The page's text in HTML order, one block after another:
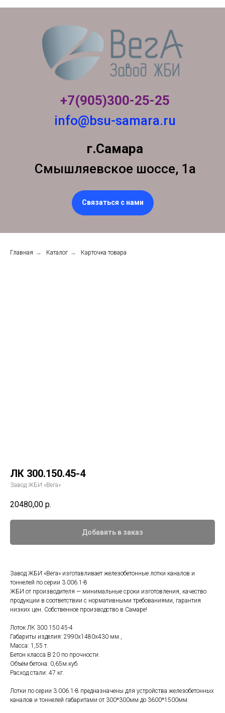
+7(905)300-25-25
info@bsu-samara.ru
г.Самара
Смышляевское шоссе, 1а
Связаться с нами
Главная → Каталог → Карточка товара
ЛК 300.150.45-4
Завод ЖБИ «Вега»
20480,00 р.
Добавить в заказ
Завод ЖБИ «Вега» изготавливает железобетонные лотки каналов и
тоннелей по серии 3.006.1-8
ЖБИ от производителя — минимальные сроки изготовления, качество
продукции в соответствии с нормативными требованиями, гарантия
низких цен. Собственное производство в Самаре!
Лоток ЛК 300.150.45-4
Габариты изделия: 2990x1480x430 мм.,
Масса: 1,55 т.
Бетон класса B 20 по прочности.
Объём бетона: 0,65м.куб.
Расход стали: 47 кг.
Лотки по серии 3.006.1-8 предназначены для устройства железобетонных
каналов и тоннелей габаритами от 300*300мм до 3600*1500мм.